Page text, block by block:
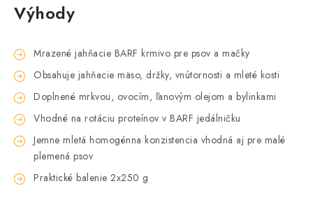
Výhody
Mrazené jahňacie BARF krmivo pre psov a mačky
Obsahuje jahňacie mäso, držky, vnútornosti a mleté kosti
Doplnené mrkvou, ovocím, ľanovým olejom a bylinkami
Vhodné na rotáciu proteínov v BARF jedálničku
Jemne mletá homogénna konzistencia vhodná aj pre malé
plemená psov
Praktické balenie 2x250 g